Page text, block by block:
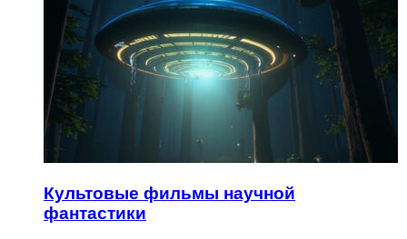
Культовые фильмы научной
фантастики